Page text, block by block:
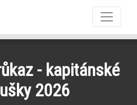
- kapitánské
2026